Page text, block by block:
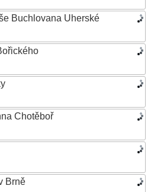
Buchlovana Uherské
Chotěboř
Brně